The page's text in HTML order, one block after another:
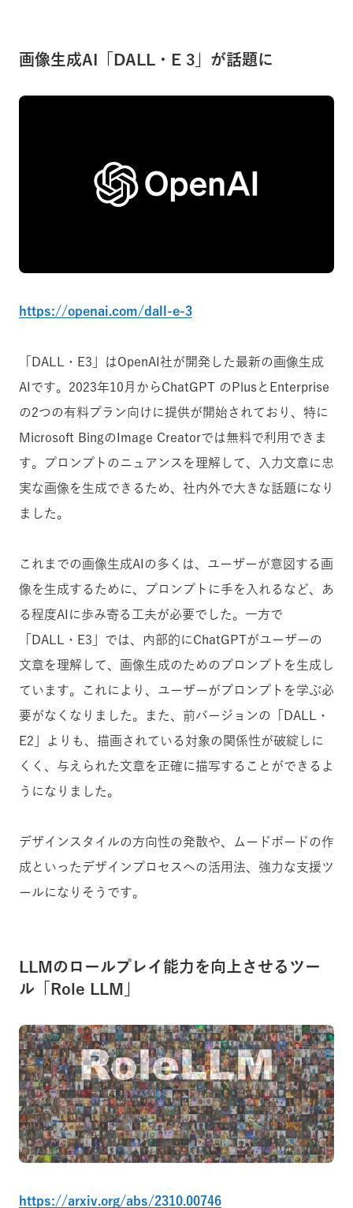
画像生成AI「DALL・E 3」が話題に
https://openai.com/dall-e-3
「DALL・E3」はOpenAI社が開発した最新の画像生成
AIです。2023年10月からChatGPT のPlusとEnterprise
の2つの有料プラン向けに提供が開始されており、特に
Microsoft BingのImage Creatorでは無料で利用できま
す。プロンプトのニュアンスを理解して、入力文章に忠
実な画像を生成できるため、社内外で大きな話題になり
ました。
これまでの画像生成AIの多くは、ユーザーが意図する画
像を生成するために、プロンプトに手を入れるなど、あ
る程度AIに歩み寄る工夫が必要でした。一方で
「DALL・E3」では、内部的にChatGPTがユーザーの
文章を理解して、画像生成のためのプロンプトを生成し
ています。これにより、ユーザーがプロンプトを学ぶ必
要がなくなりました。また、前バージョンの「DALL・
E2」よりも、描画されている対象の関係性が破綻しに
くく、与えられた文章を正確に描写することができるよ
うになりました。
デザインスタイルの方向性の発散や、ムードボードの作
成といったデザインプロセスへの活用法、強力な支援ツ
ールになりそうです。
LLMのロールプレイ能力を向上させるツー
ル「Role LLM」
https://arxiv.org/abs/2310.00746